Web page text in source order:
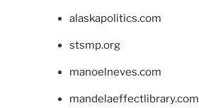
alaskapolitics.com
stsmp.org
manoelneves.com
mandelaeffectlibrary.com